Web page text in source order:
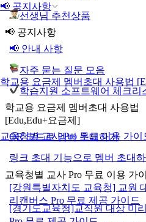
📢 공지사항
학교용 요금제 멤버초대 사용법
교육청별 교사 Pro 무료 이용 가이
선생님 추천상품
📢 공지사항
📢 안내 사항
자주 묻는 질문 모음
학습지원 소프트웨어 체크리
학교용 요금제 멤버초대 사용법
[Edu,Edu+요금제]
QR 코드로 멤버 초대하기
링크 초대 기능으로 멤버 초대하
교육청별 교사 Pro 무료 이용 가
[강원특별자치도 교육청] 교원
리캔버스 Pro 무료 제공 가이드
[경기도교육청]교직원 대상 미